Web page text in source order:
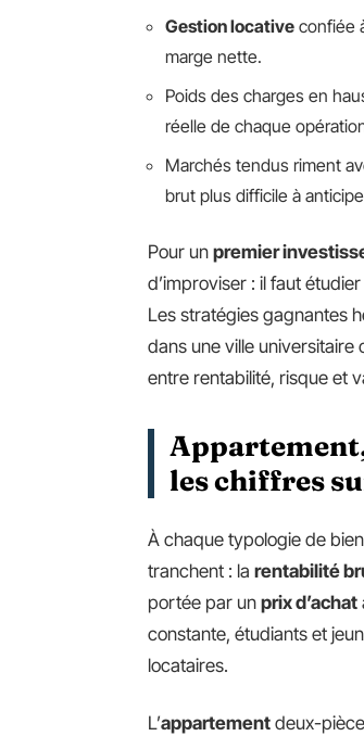
Gestion locative confiée
marge nette.
Poids des charges en
réelle de chaque
Marchés tendus riment
brut plus difficile à
Pour un premier
d’improviser : il faut
Les stratégies gagnantes
dans une ville universitaire
entre rentabilité, risque et
les chiffres
À chaque typologie de
tranchent : la rentabilité
portée par un prix d’achat
constante, étudiants et
locataires.
L’appartement deux-